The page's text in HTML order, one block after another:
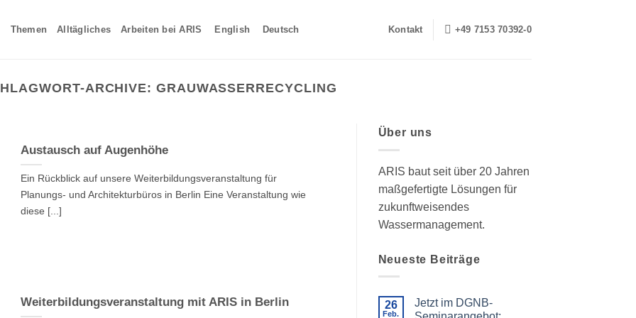
Themen Alltägliches Arbeiten bei ARIS English Deutsch Kontakt +49 7153 70392-0
ARCHIVE: GRAUWASSERRECYCLING
Austausch auf Augenhöhe
Ein Rückblick auf unsere Weiterbildungsveranstaltung für
Planungs- und Architekturbüros in Berlin Eine Veranstaltung wie
diese [...]
Weiterbildungsveranstaltung mit ARIS in Berlin
Über uns
ARIS baut seit über 20 Jahren
maßgefertigte Lösungen für
zukunftweisendes
Wassermanagement.
Neueste Beiträge
26
Feb.
Jetzt im DGNB-